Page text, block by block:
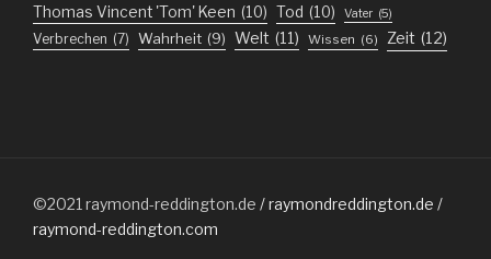
Thomas Vincent 'Tom' Keen (10) Tod (10) Vater (5)
Verbrechen (7) Wahrheit (9) Welt (11) Wissen (6) Zeit (12)
©2021 raymond-reddington.de / raymondreddington.de /
raymond-reddington.com